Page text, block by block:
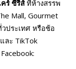
ร์ ซีรีส์ที่ห้างสรรพ
Mall, Gourmet
ประเทศ หรือช้อ
ละ TikTok